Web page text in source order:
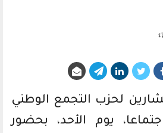
لحزب التجمع الوطني
يوم الأحد، بحضور